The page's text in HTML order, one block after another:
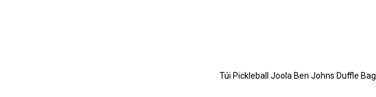
Túi Pickleball Joola Ben Johns Duffle Bag